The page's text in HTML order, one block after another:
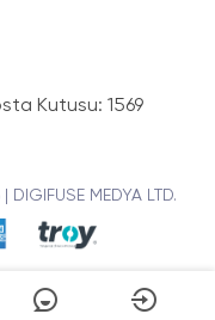
Kutusu: 1569
MEDYA LTD.